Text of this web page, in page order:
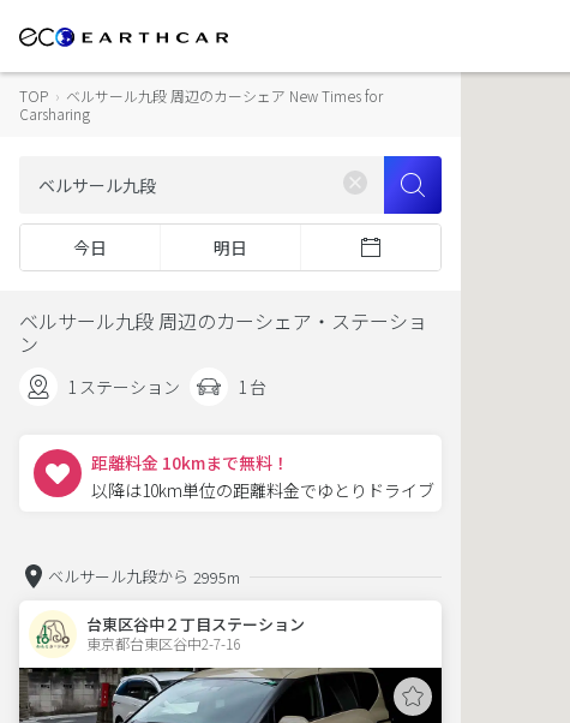
TOP › ベルサール九段 周辺のカーシェア New Times for
Carsharing
今日 明日
ベルサール九段 周辺のカーシェア・ステーショ
ン
1 ステーション 1 台
距離料金 10kmまで無料！
以降は10km単位の距離料金でゆとりドライブ
ベルサール九段から 2995m
台東区谷中２丁目ステーション
東京都台東区谷中2-7-16